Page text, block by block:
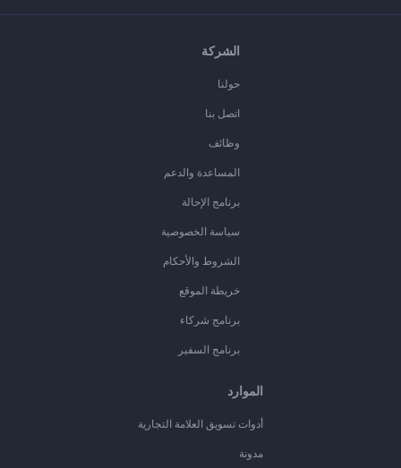
الشركة
حولنا
اتصل بنا
وظائف
المساعدة والدعم
برنامج الإحالة
سياسة الخصوصية
الشروط والأحكام
خريطة الموقع
برنامج شركاء
برنامج السفير
الموارد
أدوات تسويق العلامة التجارية
مدونة